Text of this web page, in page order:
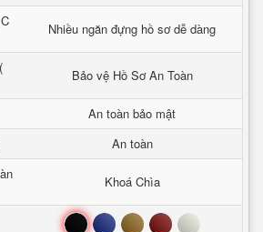
Nhiều ngăn đựng hồ sơ dễ dàng
Bảo vệ Hồ Sơ An Toàn
An toàn bảo mật
An toàn
Khoá Chìa
Đen Xanh Nâu Đỏ Trắng